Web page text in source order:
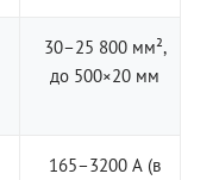
30–25 800 мм²,
до 500×20 мм
165–3200 А (в